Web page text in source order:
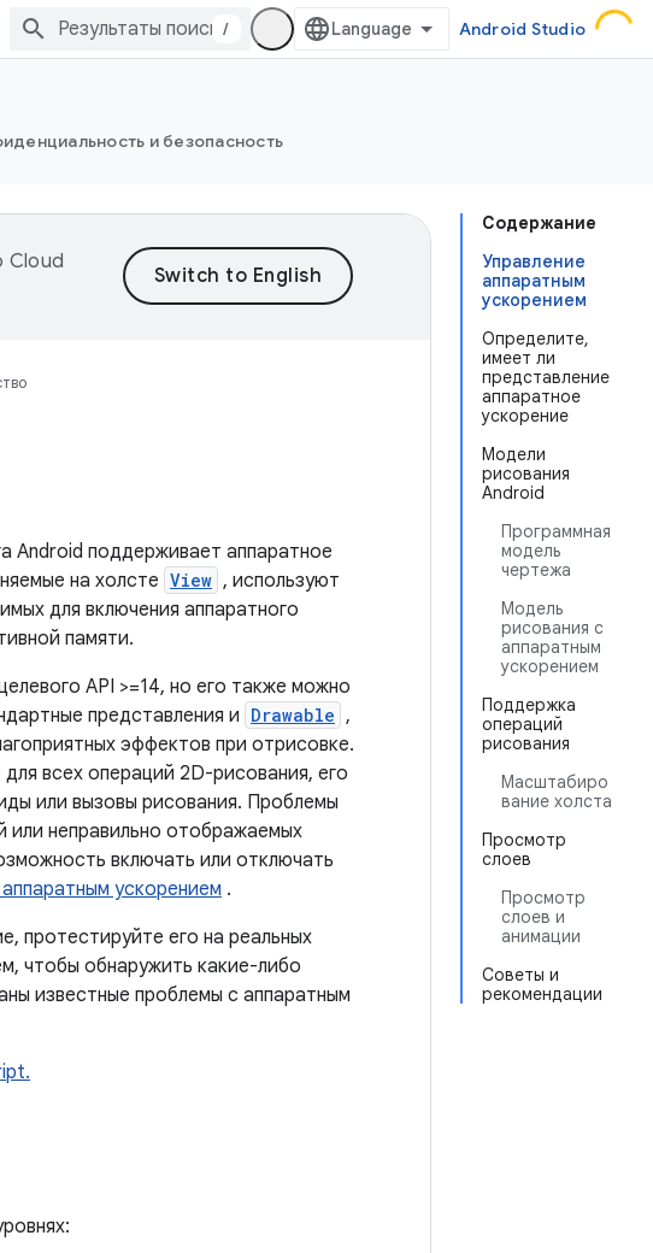
/ Android Studio
и безопасность
Содержание
Управление
аппаратным
ускорением
Определите,
имеет ли
представление
аппаратное
ускорение
Модели
рисования
Android
Программная
модель
чертежа
Модель
рисования с
аппаратным
ускорением
Поддержка
операций
рисования
Масштабиро
вание холста
Просмотр
слоев
Просмотр
слоев и
анимации
Советы и
рекомендации
Cloud
Android поддерживает аппаратное
на холсте View , используют
для включения аппаратного
памяти.
API >=14, но его также можно
представления и Drawable ,
эффектов при отрисовке.
всех операций 2D-рисования, его
или вызовы рисования. Проблемы
или неправильно отображаемых
включать или отключать
ускорением .
протестируйте его на реальных
чтобы обнаружить какие-либо
известные проблемы с аппаратным